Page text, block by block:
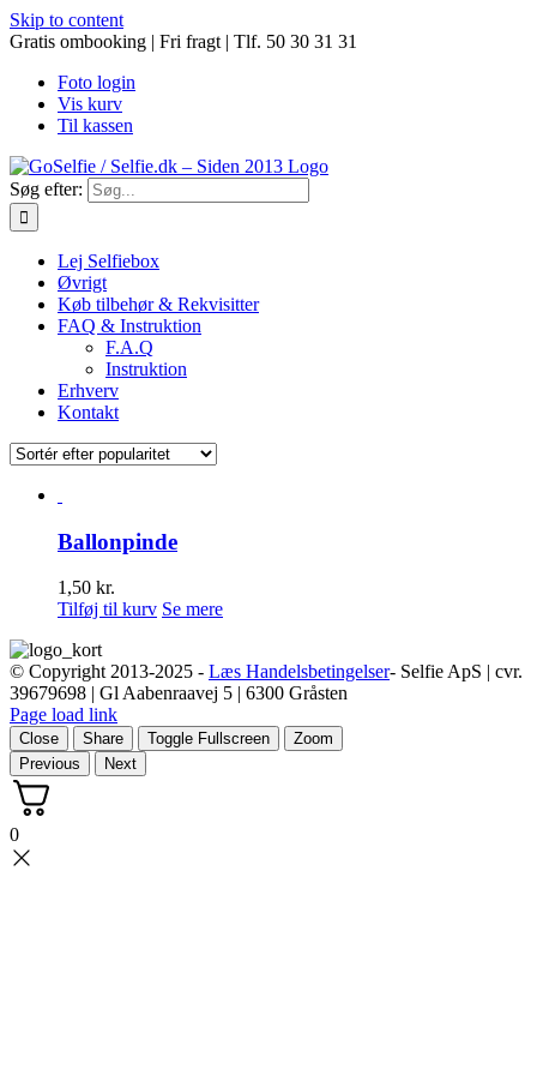
Skip to content
Gratis ombooking | Fri fragt | Tlf. 50 30 31 31
Foto login
Vis kurv
Til kassen
Søg efter:
Lej Selfiebox
Øvrigt
Køb tilbehør & Rekvisitter
FAQ & Instruktion
F.A.Q
Instruktion
Erhverv
Kontakt
Ballonpinde
1,50 kr.
Tilføj til kurv Se mere
© Copyright 2013-2025 - Læs Handelsbetingelser- Selfie ApS | cvr.
39679698 | Gl Aabenraavej 5 | 6300 Gråsten
Page load link
Close Share Toggle Fullscreen
Zoom
Previous
Next
0